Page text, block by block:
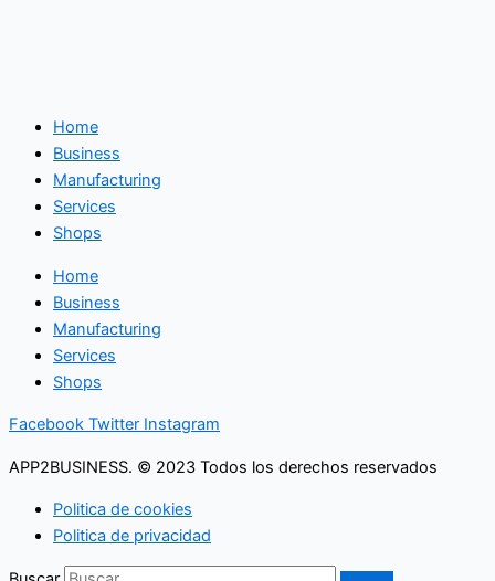
Home
Business
Manufacturing
Services
Shops
Home
Business
Manufacturing
Services
Shops
Facebook Twitter Instagram
APP2BUSINESS. © 2023 Todos los derechos reservados
Politica de cookies
Politica de privacidad